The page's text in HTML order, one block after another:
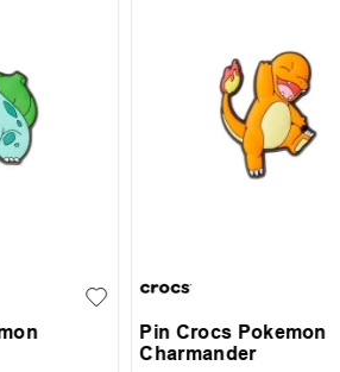
Pin Crocs Pokemon
Charmander